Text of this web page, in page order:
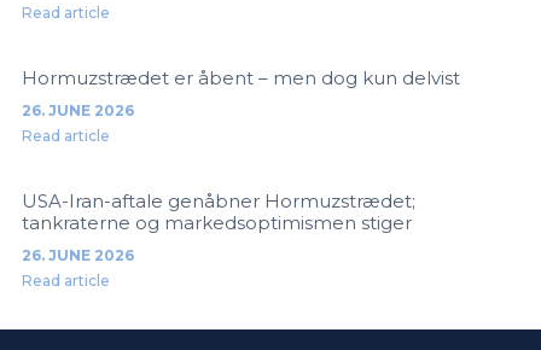
Read article
Hormuzstrædet er åbent – men dog kun delvist
26. JUNE 2026
Read article
USA-Iran-aftale genåbner Hormuzstrædet;
tankraterne og markedsoptimismen stiger
26. JUNE 2026
Read article